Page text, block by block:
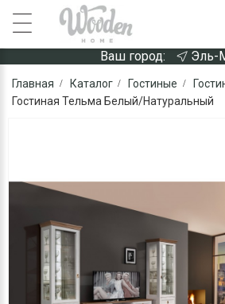
Ваш город: Эль-
Главная Каталог Гостиные
Гостиная Тельма Белый/Натуральный